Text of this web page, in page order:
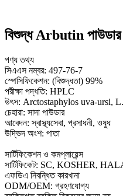
বিশুদ্ধ Arbutin পাউডার
পণ্য তথ্য
সিএএস নম্বর: 497-76-7
স্পেসিফিকেশন: (বিশুদ্ধতা) 99%
পরীক্ষা পদ্ধতি: HPLC
উৎস: Arctostaphylos uva-ursi, L.
চেহারা: সাদা পাউডার
আবেদন: স্বাস্থ্যসেবা, প্রসাধনী, ওষুধ
উদ্ভিদ অংশ: পাতা
সার্টিফিকেশন ও কমপ্লায়েন্স
সার্টিফিকেট: SC, KOSHER,
এফডিএ নিবন্ধিত কারখানা
ODM/OEM: গ্রহণযোগ্য